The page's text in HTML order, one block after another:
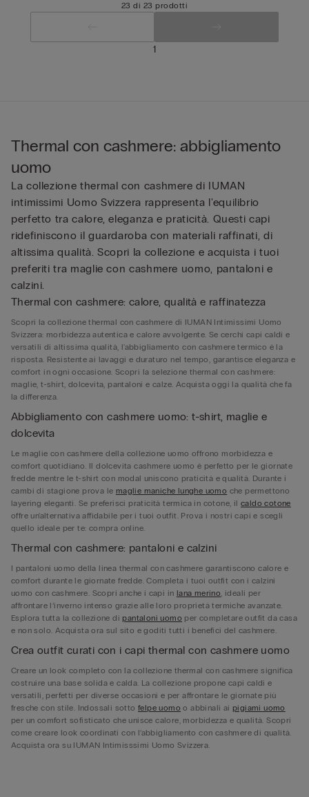
23 di 23 prodotti
1
Thermal con cashmere: abbigliamento
uomo
La collezione thermal con cashmere di IUMAN
intimissimi Uomo Svizzera rappresenta l'equilibrio
perfetto tra calore, eleganza e praticità. Questi capi
ridefiniscono il guardaroba con materiali raffinati, di
altissima qualità. Scopri la collezione e acquista i tuoi
preferiti tra maglie con cashmere uomo, pantaloni e
calzini.
Thermal con cashmere: calore, qualità e raffinatezza
Scopri la collezione thermal con cashmere di IUMAN Intimissimi Uomo
Svizzera: morbidezza autentica e calore avvolgente. Se cerchi capi caldi e
versatili di altissima qualità, l'abbigliamento con cashmere termico è la
risposta. Resistente ai lavaggi e duraturo nel tempo, garantisce eleganza e
comfort in ogni occasione. Scopri la selezione thermal con cashmere:
maglie, t-shirt, dolcevita, pantaloni e calze. Acquista oggi la qualità che fa
la differenza.
Abbigliamento con cashmere uomo: t-shirt, maglie e
dolcevita
Le maglie con cashmere della collezione uomo offrono morbidezza e
comfort quotidiano. Il dolcevita cashmere uomo è perfetto per le giornate
fredde mentre le t-shirt con modal uniscono praticità e qualità. Durante i
cambi di stagione prova le maglie maniche lunghe uomo che permettono
layering eleganti. Se preferisci praticità termica in cotone, il caldo cotone
offre un'alternativa affidabile per i tuoi outfit. Prova i nostri capi e scegli
quello ideale per te: compra online.
Thermal con cashmere: pantaloni e calzini
I pantaloni uomo della linea thermal con cashmere garantiscono calore e
comfort durante le giornate fredde. Completa i tuoi outfit con i calzini
uomo con cashmere. Scopri anche i capi in lana merino, ideali per
affrontare l’inverno intenso grazie alle loro proprietà termiche avanzate.
Esplora tutta la collezione dipantaloni uomo per completare outfit da casa
e non solo. Acquista ora sul sito e goditi tutti i benefici del cashmere.
Crea outfit curati con i capi thermal con cashmere uomo
Creare un look completo con la collezione thermal con cashmere significa
costruire una base solida e calda. La collezione propone capi caldi e
versatili, perfetti per diverse occasioni e per affrontare le giornate più
fresche con stile. Indossali sotto felpe uomo o abbinali aipigiami uomo
per un comfort sofisticato che unisce calore, morbidezza e qualità. Scopri
come creare look coordinati con l’abbigliamento con cashmere di qualità.
Acquista ora su IUMAN Intimisssimi Uomo Svizzera.